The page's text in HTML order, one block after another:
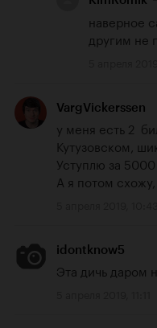
наверное
другим не
VargVickerssen
у меня есть 2
Кутузовском,
Уступлю за
А я потом
idontknow5
Эта дичь даром